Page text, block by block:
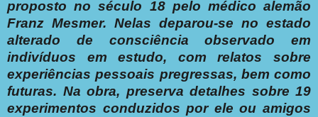
proposto no século 18 pelo médico alemão
Franz Mesmer. Nelas deparou-se no estado
alterado de consciência observado em
indivíduos em estudo, com relatos sobre
experiências pessoais pregressas, bem como
futuras. Na obra, preserva detalhes sobre 19
experimentos conduzidos por ele ou amigos